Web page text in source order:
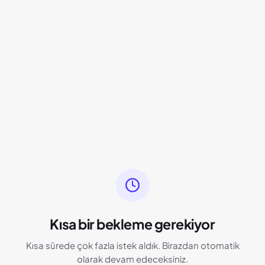
Kısa bir bekleme gerekiyor
Kısa sürede çok fazla istek aldık. Birazdan otomatik
olarak devam edeceksiniz.